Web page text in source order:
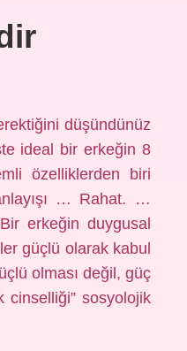
düşündünüz
ideal bir erkeğin 8
özelliklerden biri
… Rahat. …
erkeğin duygusal
güçlü olarak kabul
olması değil, güç
cinselliği” sosyolojik